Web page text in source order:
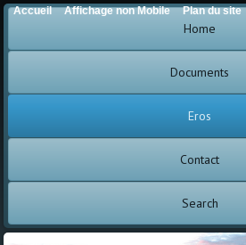
Home
Documents
Eros
Contact
Search
Accueil Affichage non Mobile Plan du site